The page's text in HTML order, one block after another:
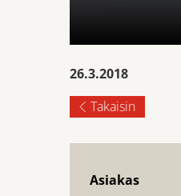
26.3.2018
Takaisin
Asiakas